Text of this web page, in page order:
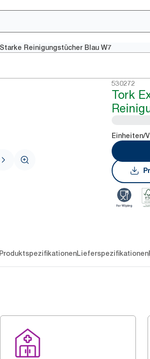
Reinigungstücher Blau W7
530272
Tork
Einheiten/
ProduktspezifikationenLieferspezifikationen